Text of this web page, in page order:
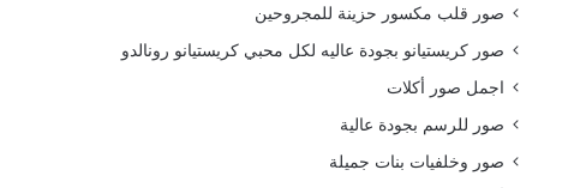
صور قلب مكسور حزينة للمجروحين
صور كريستيانو بجودة عاليه لكل محبي كريستيانو رونالدو
اجمل صور أكلات
صور للرسم بجودة عالية
صور وخلفيات بنات جميلة